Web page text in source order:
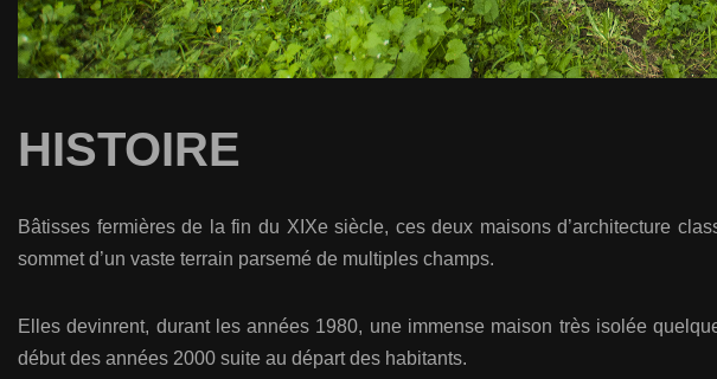
HISTOIRE
Bâtisses fermières de la fin du XIXe siècle, ces deux maisons d’architecture
sommet d’un vaste terrain parsemé de multiples champs.
Elles devinrent, durant les années 1980, une immense maison très isolée
début des années 2000 suite au départ des habitants.